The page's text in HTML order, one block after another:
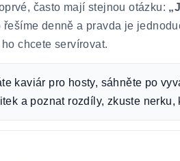
často mají stejnou otázku:
denně a pravda je
chcete servírovat.
kaviár pro hosty, sáhněte po
a poznat rozdíly, zkuste